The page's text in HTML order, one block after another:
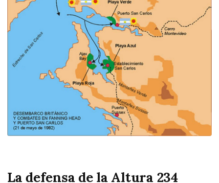
La defensa de la Altura 234